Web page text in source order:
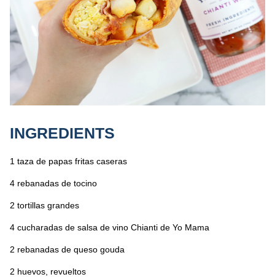
INGREDIENTS
1 taza de papas fritas caseras
4 rebanadas de tocino
2 tortillas grandes
4 cucharadas de salsa de vino Chianti de Yo Mama
2 rebanadas de queso gouda
2 huevos, revueltos